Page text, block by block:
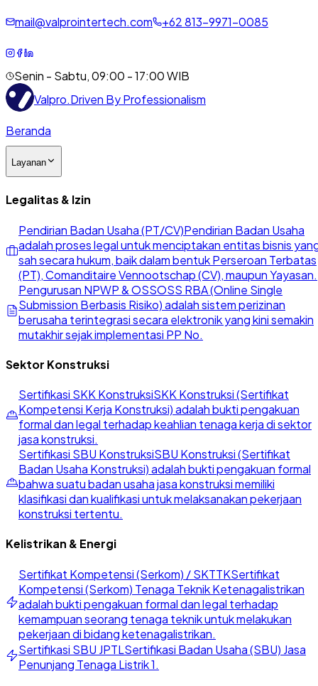
mail@valprointertech.com +62813-9971-0085
Senin - Sabtu, 09:00 - 17:00 WIB
Valpro.Driven By Professionalism
Beranda
Layanan
Legalitas & Izin
Pendirian Badan Usaha (PT/CV)Pendirian Badan Usaha
adalah proses legal untuk menciptakan entitas bisnis
sah secara hukum, baik dalam bentuk Perseroan Terbatas
(PT), Comanditaire Vennootschap (CV), maupun Yayasan.
Pengurusan NPWP & OSSOSS RBA (Online Single
Submission Berbasis Risiko) adalah sistem perizinan
berusaha terintegrasi secara elektronik yang kini semakin
mutakhir sejak implementasi PP No.
Sektor Konstruksi
Sertifikasi SKK KonstruksiSKK Konstruksi (Sertifikat
Kompetensi Kerja Konstruksi) adalah bukti pengakuan
formal dan legal terhadap keahlian tenaga kerja di sektor
jasa konstruksi.
Sertifikasi SBU KonstruksiSBU Konstruksi (Sertifikat
Badan Usaha Konstruksi) adalah bukti pengakuan formal
bahwa suatu badan usaha jasa konstruksi memiliki
klasifikasi dan kualifikasi untuk melaksanakan pekerjaan
konstruksi tertentu.
Kelistrikan & Energi
Sertifikat Kompetensi (Serkom) / SKTTKSertifikat
Kompetensi (Serkom) Tenaga Teknik Ketenagalistrikan
adalah bukti pengakuan formal dan legal terhadap
kemampuan seorang tenaga teknik untuk melakukan
pekerjaan di bidang ketenagalistrikan.
Sertifikasi SBU JPTLSertifikasi Badan Usaha (SBU) Jasa
Penunjang Tenaga Listrik 1.